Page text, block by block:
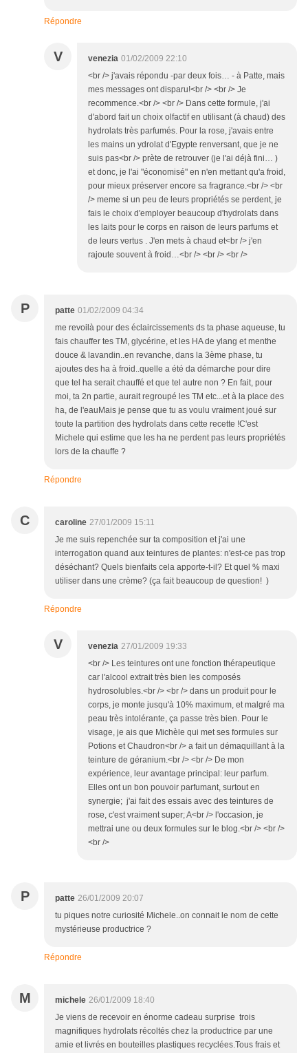
Répondre
V venezia 01/02/2009 22:10
<br /> j'avais répondu -par deux fois… - à Patte, mais
mes messages ont disparu!<br /> <br /> Je
recommence.<br /> <br /> Dans cette formule, j'ai
d'abord fait un choix olfactif en utilisant (à chaud) des
hydrolats très parfumés. Pour la rose, j'avais entre
les mains un ydrolat d'Egypte renversant, que je ne
suis pas<br /> prète de retrouver (je l'ai déjà fini… )
et donc, je l'ai "économisé" en n'en mettant qu'a froid,
pour mieux préserver encore sa fragrance.<br /> <br
/> meme si un peu de leurs propriétés se perdent, je
fais le choix d'employer beaucoup d'hydrolats dans
les laits pour le corps en raison de leurs parfums et
de leurs vertus . J'en mets à chaud et<br /> j'en
rajoute souvent à froid…<br /> <br /> <br />
P patte 01/02/2009 04:34
me revoilà pour des éclaircissements ds ta phase aqueuse, tu
fais chauffer tes TM, glycérine, et les HA de ylang et menthe
douce & lavandin..en revanche, dans la 3ème phase, tu
ajoutes des ha à froid..quelle a été da démarche pour dire
que tel ha serait chauffé et que tel autre non ? En fait, pour
moi, ta 2n partie, aurait regroupé les TM etc...et à la place des
ha, de l'eauMais je pense que tu as voulu vraiment joué sur
toute la partition des hydrolats dans cette recette !C'est
Michele qui estime que les ha ne perdent pas leurs propriétés
lors de la chauffe ?
Répondre
C caroline 27/01/2009 15:11
Je me suis repenchée sur ta composition et j'ai une
interrogation quand aux teintures de plantes: n'est-ce pas trop
déséchant? Quels bienfaits cela apporte-t-il? Et quel % maxi
utiliser dans une crème? (ça fait beaucoup de question! )
Répondre
V venezia 27/01/2009 19:33
<br /> Les teintures ont une fonction thérapeutique
car l'alcool extrait très bien les composés
hydrosolubles.<br /> <br /> dans un produit pour le
corps, je monte jusqu'à 10% maximum, et malgré ma
peau très intolérante, ça passe très bien. Pour le
visage, je ais que Michèle qui met ses formules sur
Potions et Chaudron<br /> a fait un démaquillant à la
teinture de géranium.<br /> <br /> De mon
expérience, leur avantage principal: leur parfum.
Elles ont un bon pouvoir parfumant, surtout en
synergie; j'ai fait des essais avec des teintures de
rose, c'est vraiment super; A<br /> l'occasion, je
mettrai une ou deux formules sur le blog.<br /> <br />
<br />
P patte 26/01/2009 20:07
tu piques notre curiosité Michele..on connait le nom de cette
mystérieuse productrice ?
Répondre
M michele 26/01/2009 18:40
Je viens de recevoir en énorme cadeau surprise trois
magnifiques hydrolats récoltés chez la productrice par une
amie et livrés en bouteilles plastiques recyclées.Tous frais et